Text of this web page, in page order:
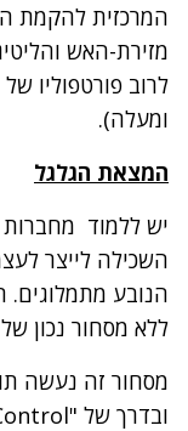
המרכזית להקמת
מזירת-האש
לרוב פורטפוליו
ומעלה).
המצאת הגלגל
השכילה לייצר
הנובע מתמלוגים.
ללא מסחור נכון
מסחור זה נעשה